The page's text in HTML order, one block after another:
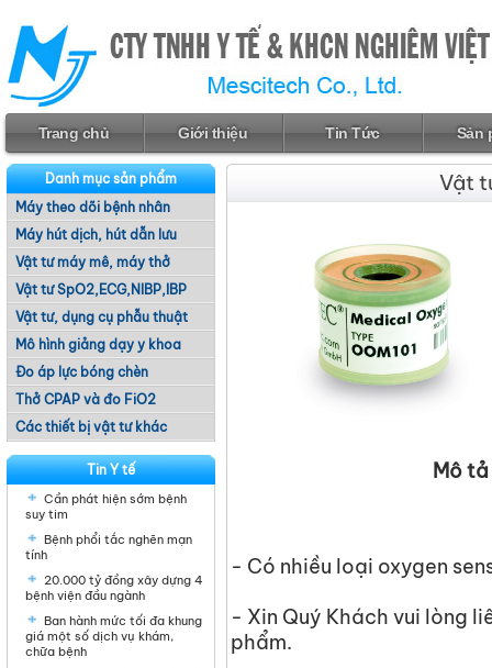
Trang chủ Giới thiệu Tin Tức Sản
Danh mục sản phẩm
Máy theo dõi bệnh nhân
Máy hút dịch, hút dẫn lưu
Vật tư máy mê, máy thở
Vật tư SpO2,ECG,NIBP,IBP
Vật tư, dụng cụ phẫu thuật
Mô hình giảng dạy y khoa
Đo áp lực bóng chèn
Thở CPAP và đo FiO2
Các thiết bị vật tư khác
Tin Y tế
Cần phát hiện sớm bệnh
suy tim
Bệnh phổi tắc nghẽn mạn
tính
20.000 tỷ đồng xây dựng 4
bệnh viện đầu ngành
Ban hành mức tối đa khung
giá một số dịch vụ khám,
chữa bệnh
Vật
Mô
- Có nhiều loại oxygen
- Xin Quý Khách vui lòng
phẩm.